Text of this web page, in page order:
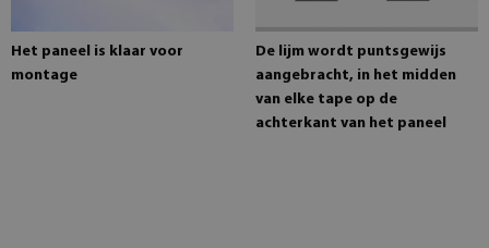
Het paneel is klaar voor
montage
De lijm wordt puntsgewijs
aangebracht, in het midden
van elke tape op de
achterkant van het paneel